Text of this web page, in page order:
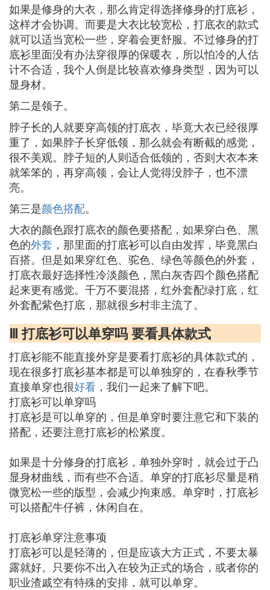
如果是修身的大衣，那么肯定得选择修身的打底衫，
这样才会协调。而要是大衣比较宽松，打底衣的款式
就可以适当宽松一些，穿着会更舒服。不过修身的打
底衫里面没有办法穿很厚的保暖衣，所以怕冷的人估
计不合适，我个人倒是比较喜欢修身类型，因为可以
显身材。
第二是领子。
脖子长的人就要穿高领的打底衣，毕竟大衣已经很厚
重了，如果脖子长穿低领，那么就会有断截的感觉，
很不美观。脖子短的人则适合低领的，否则大衣本来
就笨笨的，再穿高领，会让人觉得没脖子，也不漂
亮。
第三是颜色搭配。
大衣的颜色跟打底衣的颜色要搭配，如果穿白色、黑
色的外套 ，那里面的打底衫可以自由发挥，毕竟黑白
百搭。但是如果穿红色、驼色、绿色等颜色的外套，
打底衣最好选择性冷淡颜色，黑白灰杏四个颜色搭配
起来更有感觉。千万不要混搭，红外套配绿打底，红
外套配紫色打底，那就很乡村非主流了。
Ⅲ 打底衫可以单穿吗 要看具体款式
打底衫能不能直接外穿是要看打底衫的具体款式的，
现在很多打底衫基本都是可以单独穿的，在春秋季节
直接单穿也很好看 ，我们一起来了解下吧。
打底衫可以单穿吗
打底衫是可以单穿的，但是单穿时要注意它和下装的
搭配，还要注意打底衫的松紧度。
如果是十分修身的打底衫，单独外穿时，就会过于凸
显身材曲线，而有些不合适。单穿的打底衫尽量是稍
微宽松一些的版型，会减少拘束感。单穿时，打底衫
可以搭配牛仔裤，休闲自在。
打底衫单穿注意事项
打底衫可以是轻薄的，但是应该大方正式，不要太暴
露就好。只要你不出入在较为正式的场合，或者你的
职业渣戚空有特殊的安排，就可以单穿。